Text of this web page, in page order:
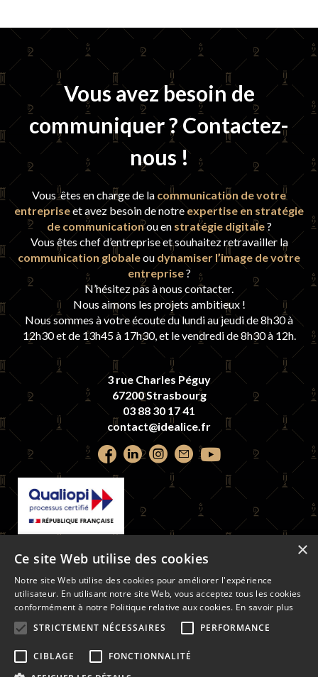
Vous avez besoin de
communiquer ? Contactez-
nous !
Vous êtes en charge de la communication de votre
entrepriseet avez besoin de notreexpertise en stratégie
de communicationou en stratégie digitale?
Vous êtes chef d’entreprise et souhaitez retravailler la
communication globaleou dynamiser l’image de votre
entreprise?
N’hésitez pas à nous contacter.
Nous aimons les projets ambitieux !
Nous sommes à votre écoute du lundi au jeudi de 8h30 à
12h30 et de 13h45 à 17h30, et le vendredi de 8h30 à 12h.
3 rue Charles Péguy
67200 Strasbourg
03 88 30 17 41
contact@idealice.fr
Retrouvez
nous
sur
Faceook
Retrouvez
nous
sur
LinkedIn
Retrouvez
nous
sur
Instagram
Contactez-
nous
par
email
Retrouvez
nous
sur
titre de la catégorie d'action suivante :
ACTIONS DE FORMATION
PARTENAIRES
MENTIONS LÉGALES
LIVRET D'ACCUEIL
RÉGLEMENT INTÉRIEUR
×
Ce site Web utilise des cookies
Notre site Web utilise des cookies pour améliorer l'expérience
utilisateur. En utilisant notre site Web, vous acceptez tous les cookies
conformément à notre Politique relative aux cookies. En savoir plus
STRICTEMENT NÉCESSAIRES
PERFORMANCE
CIBLAGE
FONCTIONNALITÉ